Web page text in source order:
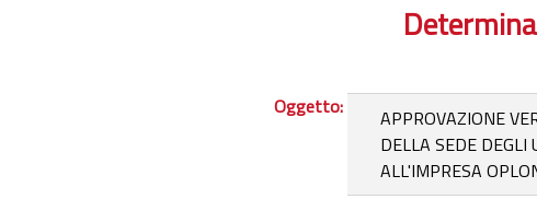
Oggetto:
APPROVAZIONE
DELLA SEDE
ALL'IMPRESA